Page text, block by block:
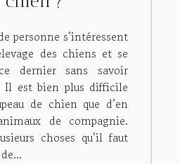
personne s’intéressent
des chiens et se
dernier sans savoir
Il est bien plus difficile
de chien que d’en
de compagnie.
choses qu’il faut